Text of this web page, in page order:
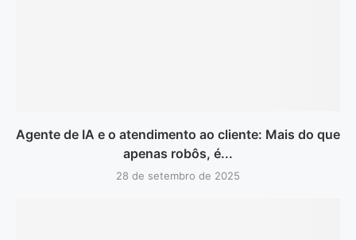
Agente de IA e o atendimento ao cliente: Mais do que
apenas robôs, é...
28 de setembro de 2025